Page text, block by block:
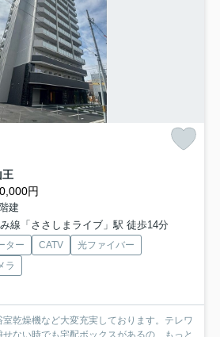
王
円
建
線「ささしまライブ」駅 徒歩14分
ター CATV
光ファイバー
ラ
乾燥機など大変充実しております。テレワ
ない時でも宅配ボックスがあるの... もっと